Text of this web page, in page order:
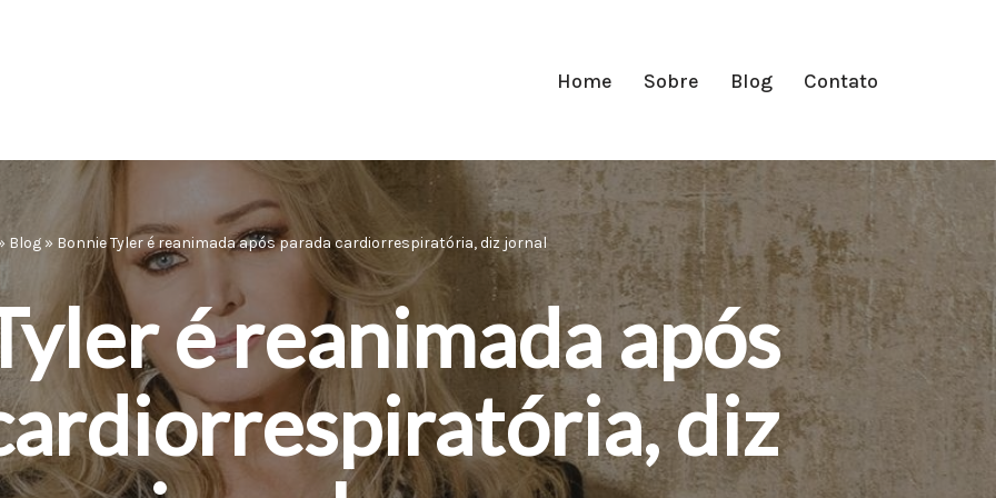
Home Sobre Blog Contato
Blog» Bonnie Tyler é reanimada após parada cardiorrespiratória, diz jornal
é reanimada após
diz